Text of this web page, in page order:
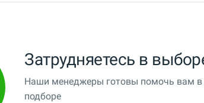
Затрудняетесь в
Наши менеджеры готовы помочь вам в
подборе